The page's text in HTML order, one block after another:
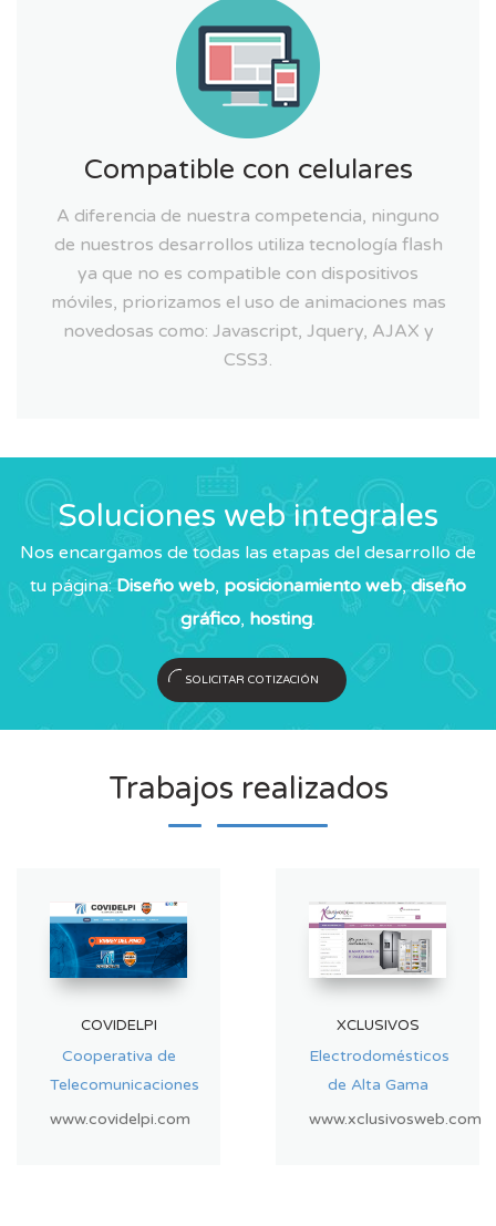
Compatible con celulares
A diferencia de nuestra competencia, ninguno
de nuestros desarrollos utiliza tecnología flash
ya que no es compatible con dispositivos
móviles, priorizamos el uso de animaciones mas
novedosas como: Javascript, Jquery, AJAX y
CSS3.
Soluciones web integrales
Nos encargamos de todas las etapas del desarrollo de
tu página: Diseño web, posicionamiento web,diseño
gráfico, hosting.
SOLICITAR COTIZACIÓN
Trabajos realizados
COVIDELPI
Cooperativa de
Telecomunicaciones
www.covidelpi.com
XCLUSIVOS
Electrodomésticos
de Alta Gama
www.xclusivosweb.com